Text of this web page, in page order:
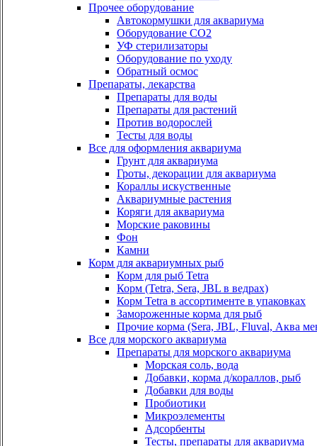
Прочее оборудование
Автокормушки для аквариума
Оборудование СО2
УФ стерилизаторы
Оборудование по уходу
Обратный осмос
Препараты, лекарства
Препараты для воды
Препараты для растений
Против водорослей
Тесты для воды
Все для оформления аквариума
Грунт для аквариума
Гроты, декорации для аквариума
Кораллы искуственные
Аквариумные растения
Коряги для аквариума
Морские раковины
Фон
Камни
Корм для аквариумных рыб
Корм для рыб Tetra
Корм (Tetra, Sera, JBL в ведрах)
Корм Tetra в ассортименте в упаковках
Замороженные корма для рыб
Прочие корма (Sera, JBL, Fluval, Аква
Все для морского аквариума
Препараты для морского аквариума
Морская соль, вода
Добавки, корма д/кораллов, рыб
Добавки для воды
Пробиотики
Микроэлементы
Адсорбенты
Тесты, препараты для аквариума